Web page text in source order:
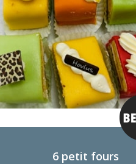
6 petit fours